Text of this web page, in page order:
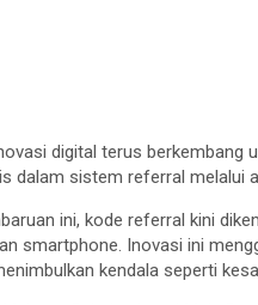
digital terus berkembang
dalam sistem referral melalui
ini, kode referral kini
smartphone. Inovasi ini
kendala seperti